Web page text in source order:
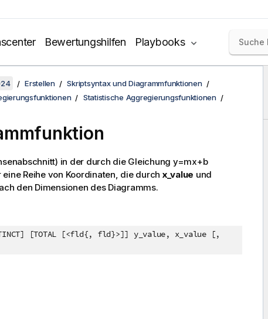
Bewertungshilfen Playbooks
Erstellen
Skriptsyntax und Diagrammfunktionen
Statistische Aggregierungsfunktionen
in der durch die Gleichung y=mx+b
Reihe von Koordinaten, die durch x_value und
den Dimensionen des Diagramms.
[TOTAL [<fld{, fld}>]] y_value, x_value [,